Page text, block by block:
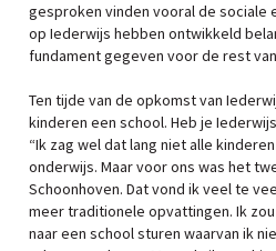
gesproken vinden vooral de sociale
op Iederwijs hebben ontwikkeld
fundament gegeven voor de rest van
Ten tijde van de opkomst van
kinderen een school. Heb je
“Ik zag wel dat lang niet alle
onderwijs. Maar voor ons was het
Schoonhoven. Dat vond ik veel te
meer traditionele opvattingen. Ik
naar een school sturen waarvan ik